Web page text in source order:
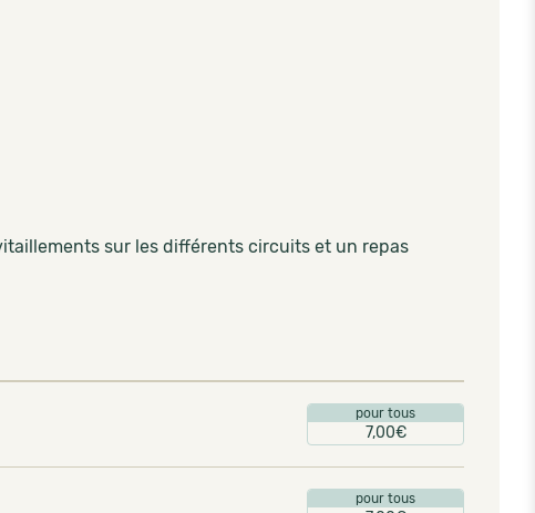
sur les différents circuits et un repas
pour tous
7,00€
pour tous